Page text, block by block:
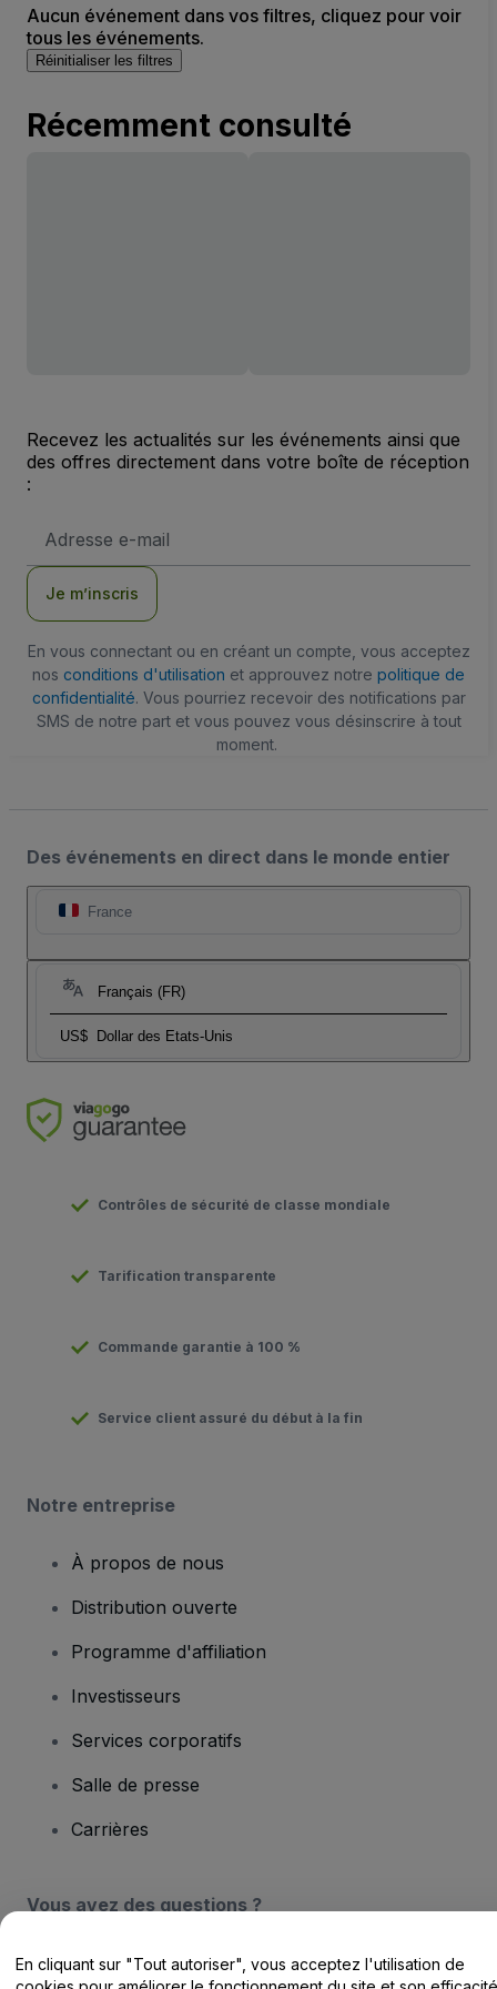
Aucun événement dans vos filtres, cliquez pour voir
tous les événements.
Réinitialiser les filtres
Récemment consulté
Recevez les actualités sur les événements ainsi que
des offres directement dans votre boîte de réception
:
e-
Je m’inscris
En vous connectant ou en créant un compte, vous acceptez
nos conditions d'utilisation et approuvez notre politique de
confidentialité. Vous pourriez recevoir des notifications par
SMS de notre part et vous pouvez vous désinscrire à tout
moment.
Des événements en direct dans le monde entier
France
Français (FR)
US$ Dollar des Etats-Unis
Contrôles de sécurité de classe mondiale
Tarification transparente
Commande garantie à 100 %
Service client assuré du début à la fin
Notre entreprise
À propos de nous
Distribution ouverte
Programme d'affiliation
Investisseurs
Services corporatifs
Salle de presse
Carrières
Vous avez des questions ?
Centre d'assistance / Nous contacter
En cliquant sur "Tout autoriser", vous acceptez l'utilisation de